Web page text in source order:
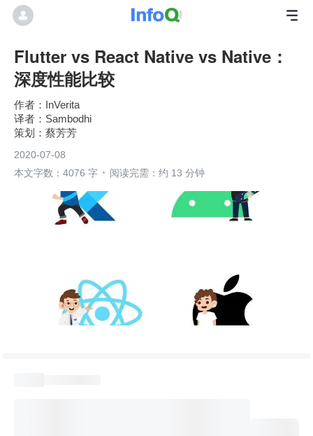
Flutter vs React Native vs Native：
深度性能比较
InVerita
Sambodhi
蔡芳芳
2020-07-08
本文字数：4076 字
阅读完需：约 13 分钟